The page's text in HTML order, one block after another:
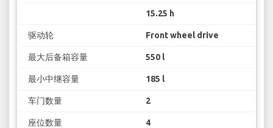
15.25 h
驱动轮 Front wheel drive
最大后备箱容量 550 l
最小中继容量 185 l
车门数量 2
座位数量 4